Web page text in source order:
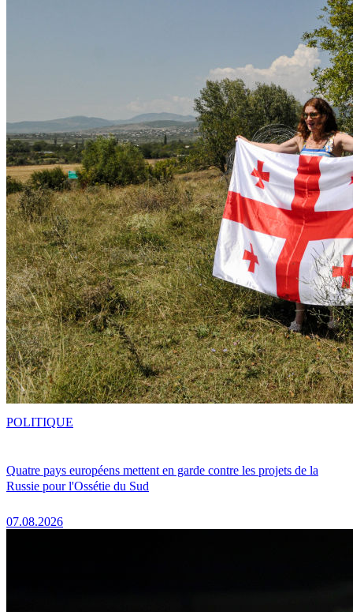
Quatre pays européens mettent en garde contre les projets de la
Russie pour l'Ossétie du Sud
07.08.2026
POLITIQUE